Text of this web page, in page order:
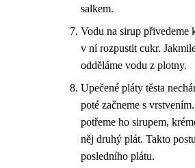
salkem.
Vodu na sirup přivedeme
v ní rozpustit cukr.
odděláme vodu z plotny.
Upečené pláty těsta
poté začneme s
potřeme ho sirupem,
něj druhý plát. Takto
posledního plátu.